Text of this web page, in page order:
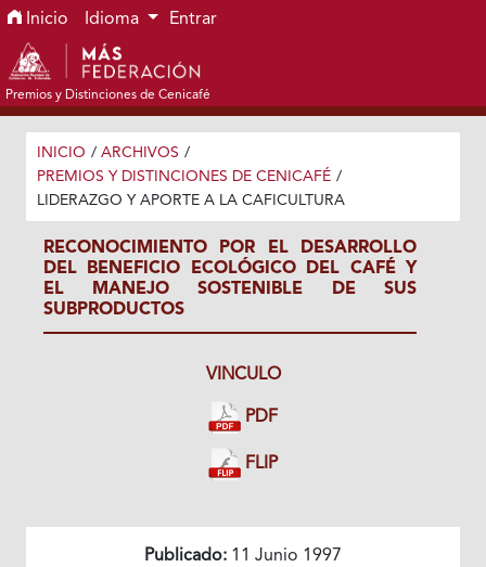
Ir al menú de navegación principal
Ir al contenido principal
Ir al pie de página del sitio
Inicio Idioma Entrar
Premios y Distinciones de Cenicafé
INICIO / ARCHIVOS /
PREMIOS Y DISTINCIONES DE CENICAFÉ /
LIDERAZGO Y APORTE A LA CAFICULTURA
RECONOCIMIENTO POR EL DESARROLLO
DEL BENEFICIO ECOLÓGICO DEL CAFÉ Y
EL MANEJO SOSTENIBLE DE SUS
SUBPRODUCTOS
VINCULO
PDF
FLIP
Publicado: 11 Junio 1997